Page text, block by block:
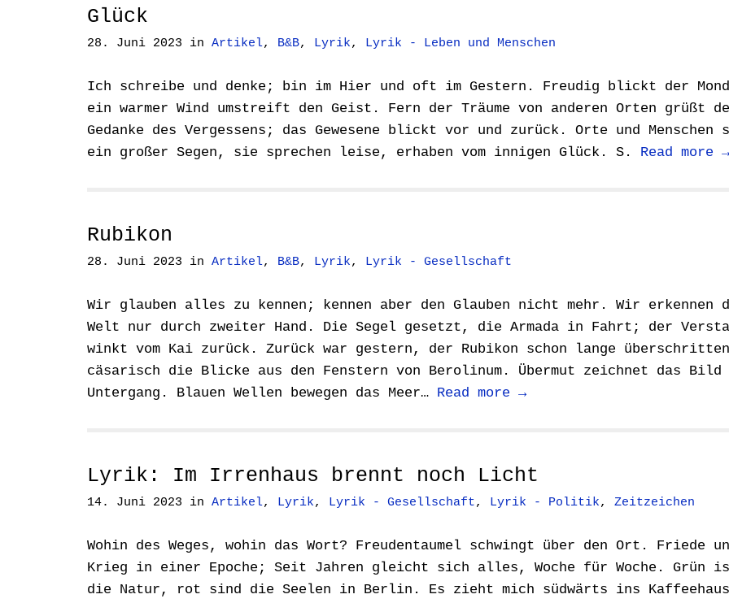
Glück
28. Juni 2023 in Artikel, B&B, Lyrik, Lyrik - Leben und Menschen
Ich schreibe und denke; bin im Hier und oft im Gestern. Freudig blickt der
ein warmer Wind umstreift den Geist. Fern der Träume von anderen Orten grüßt
Gedanke des Vergessens; das Gewesene blickt vor und zurück. Orte und Menschen
ein großer Segen, sie sprechen leise, erhaben vom innigen Glück. S. Read more →
Rubikon
28. Juni 2023 in Artikel, B&B, Lyrik, Lyrik - Gesellschaft
Wir glauben alles zu kennen; kennen aber den Glauben nicht mehr. Wir erkennen
Welt nur durch zweiter Hand. Die Segel gesetzt, die Armada in Fahrt; der
winkt vom Kai zurück. Zurück war gestern, der Rubikon schon lange
cäsarisch die Blicke aus den Fenstern von Berolinum. Übermut zeichnet das Bild
Untergang. Blauen Wellen bewegen das Meer… Read more →
Lyrik: Im Irrenhaus brennt noch Licht
14. Juni 2023 in Artikel, Lyrik, Lyrik - Gesellschaft, Lyrik - Politik, Zeitzeichen
Wohin des Weges, wohin das Wort? Freudentaumel schwingt über den Ort. Friede
Krieg in einer Epoche; Seit Jahren gleicht sich alles, Woche für Woche. Grün
die Natur, rot sind die Seelen in Berlin. Es zieht mich südwärts ins Kaffeehaus